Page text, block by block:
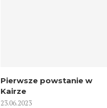
Pierwsze powstanie w
Kairze
23.06.2023